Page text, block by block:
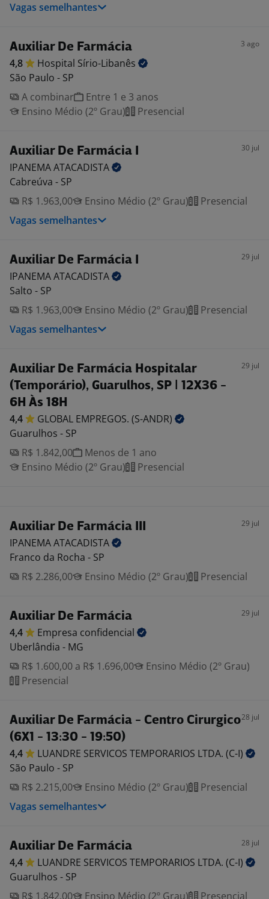
Vagas semelhantes
Auxiliar De Farmácia 3 ago
4,8 Hospital Sírio-Libanês
São Paulo - SP
A combinar
Entre 1 e 3 anos
Ensino Médio (2º Grau)
Presencial
Auxiliar De Farmácia I 30 jul
IPANEMAATACADISTA
Cabreúva - SP
R$ 1.963,00
Ensino Médio (2º Grau)
Presencial
Vagas semelhantes
Auxiliar De Farmácia I 29 jul
IPANEMAATACADISTA
Salto - SP
R$ 1.963,00
Ensino Médio (2º Grau)
Presencial
Vagas semelhantes
Auxiliar De Farmácia Hospitalar
(Temporário), Guarulhos, SP | 12X36 -
6H Às 18H
29 jul
4,4 GLOBAL EMPREGOS. (S-ANDR)
Guarulhos - SP
R$ 1.842,00
Menos de 1 ano
Ensino Médio (2º Grau)
Presencial
Auxiliar De Farmácia III 29 jul
IPANEMAATACADISTA
Franco da Rocha - SP
R$ 2.286,00
Ensino Médio (2º Grau) Presencial
Auxiliar De Farmácia 29 jul
4,4 Empresa confidencial
Uberlândia - MG
R$ 1.600,00 a R$ 1.696,00
Ensino Médio (2º Grau)
Presencial
Auxiliar De Farmácia - Centro Cirurgico
(6X1 - 13:30 - 19:50)
28 jul
4,4 LUANDRE SERVICOS TEMPORARIOS LTDA. (C-I)
São Paulo - SP
R$ 2.215,00
Ensino Médio (2º Grau)
Presencial
Vagas semelhantes
Auxiliar De Farmácia 28 jul
4,4 LUANDRE SERVICOS TEMPORARIOS LTDA. (C-I)
Guarulhos - SP
R$ 1.842,00
Ensino Médio (2º Grau) Presencial